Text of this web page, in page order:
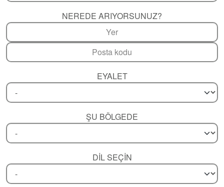
NEREDE ARIYORSUNUZ?
EYALET
ŞU BÖLGEDE
DIL SEÇIN